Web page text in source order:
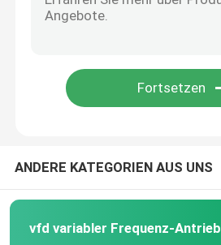
ANDERE KATEGORIEN AUS UNS
vfd variabler Frequenz-Antrieb